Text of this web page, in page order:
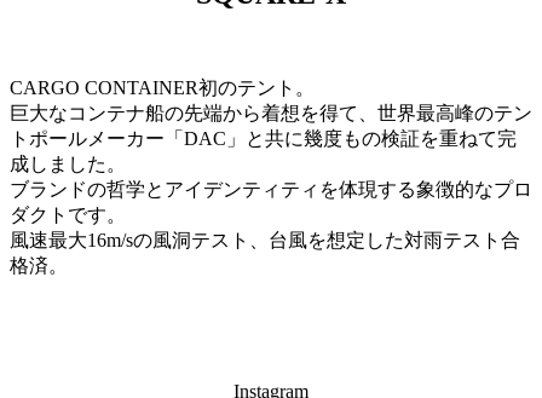
CARGO CONTAINER初のテント。
巨大なコンテナ船の先端から着想を得て、世界最高峰のテン
トポールメーカー「DAC」と共に幾度もの検証を重ねて完
成しました。
ブランドの哲学とアイデンティティを体現する象徴的なプロ
ダクトです。
風速最大16m/sの風洞テスト、台風を想定した対雨テスト合
格済。
Instagram